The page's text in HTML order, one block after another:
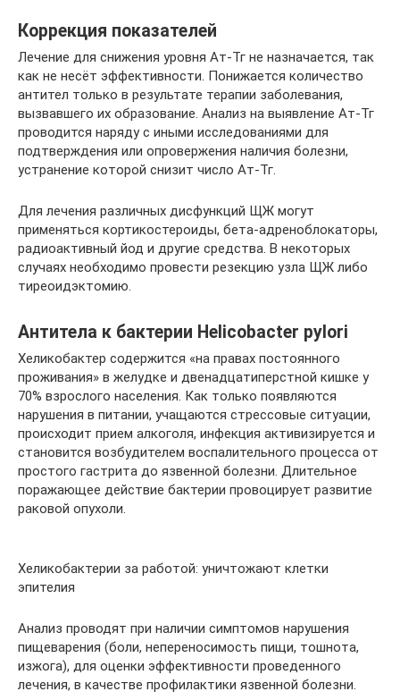
Коррекция показателей
Лечение для снижения уровня Ат-Тг не назначается, так
как не несёт эффективности. Понижается количество
антител только в результате терапии заболевания,
вызвавшего их образование. Анализ на выявление Ат-Тг
проводится наряду с иными исследованиями для
подтверждения или опровержения наличия болезни,
устранение которой снизит число Ат-Тг.
Для лечения различных дисфункций ЩЖ могут
применяться кортикостероиды, бета-адреноблокаторы,
радиоактивный йод и другие средства. В некоторых
случаях необходимо провести резекцию узла ЩЖ либо
тиреоидэктомию.
Антитела к бактерии Helicobacter pylori
Хеликобактер содержится «на правах постоянного
проживания» в желудке и двенадцатиперстной кишке у
70% взрослого населения. Как только появляются
нарушения в питании, учащаются стрессовые ситуации,
происходит прием алкоголя, инфекция активизируется и
становится возбудителем воспалительного процесса от
простого гастрита до язвенной болезни. Длительное
поражающее действие бактерии провоцирует развитие
раковой опухоли.
Хеликобактерии за работой: уничтожают клетки
эпителия
Анализ проводят при наличии симптомов нарушения
пищеварения (боли, непереносимость пищи, тошнота,
изжога), для оценки эффективности проведенного
лечения, в качестве профилактики язвенной болезни.